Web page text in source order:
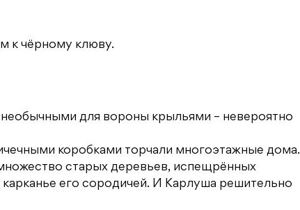
к чёрному клюву.
для вороны крыльями – невероятно
коробками торчали многоэтажные дома.
старых деревьев, испещрённых
его сородичей. И Карлуша решительно